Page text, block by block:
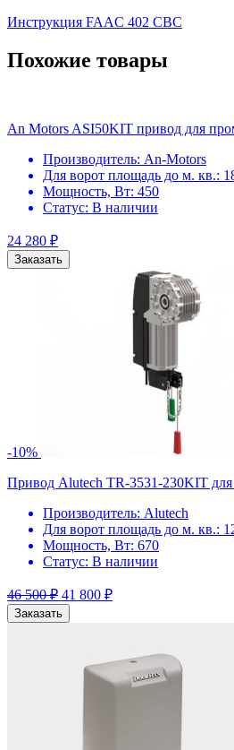
Инструкция FAAC 402 CBC
Похожие товары
An Motors ASI50KIT привод для
Производитель: An-Motors
Для ворот площадь до м. кв.:
Мощность, Вт: 450
Статус: В наличии
24 280 ₽
Заказать
-10%
Привод Alutech TR-3531-230KIT
Производитель: Alutech
Для ворот площадь до м. кв.:
Мощность, Вт: 670
Статус: В наличии
46 500₽ 41 800 ₽
Заказать